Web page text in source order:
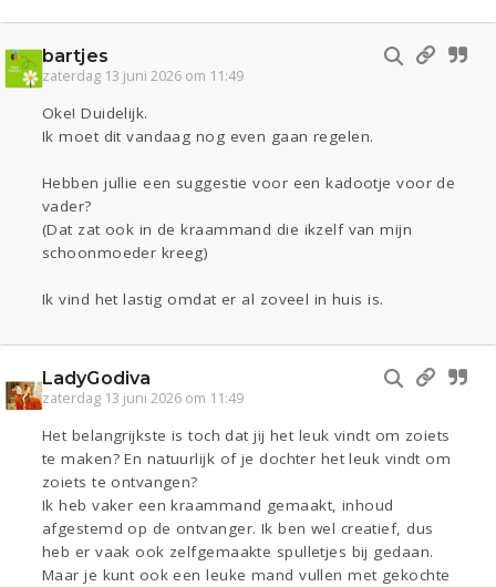
bartjes
zaterdag 13 juni 2026 om 11:49
Oke! Duidelijk.
Ik moet dit vandaag nog even gaan regelen.
Hebben jullie een suggestie voor een kadootje voor de
vader?
(Dat zat ook in de kraammand die ikzelf van mijn
schoonmoeder kreeg)
Ik vind het lastig omdat er al zoveel in huis is.
LadyGodiva
zaterdag 13 juni 2026 om 11:49
Het belangrijkste is toch dat jij het leuk vindt om zoiets
te maken? En natuurlijk of je dochter het leuk vindt om
zoiets te ontvangen?
Ik heb vaker een kraammand gemaakt, inhoud
afgestemd op de ontvanger. Ik ben wel creatief, dus
heb er vaak ook zelfgemaakte spulletjes bij gedaan.
Maar je kunt ook een leuke mand vullen met gekochte